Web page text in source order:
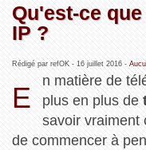
Qu'est-ce
IP ?
Rédigé par refOK - 16 juillet 2016-
E
n matière de
plus en plus de
savoir vraiment
de commencer à